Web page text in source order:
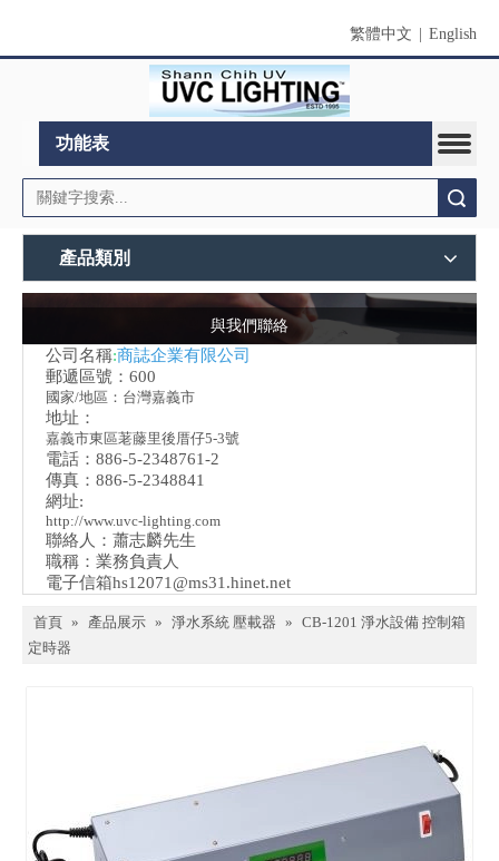
繁體中文 English
功能表
產品類別
與我們聯絡
公司名稱:商誌企業有限公司
郵遞區號：600
國家/地區：台灣嘉義市
地址：
嘉義市東區荖藤里後厝仔5-3號
電話：886-5-2348761-2
傳真：886-5-2348841
網址:
http://www.uvc-lighting.com
聯絡人：蕭志麟先生
職稱：業務負責人
電子信箱hs12071@ms31.hinet.net
首頁 » 產品展示 » 淨水系統 壓載器 » CB-1201 淨水設備 控制箱
定時器